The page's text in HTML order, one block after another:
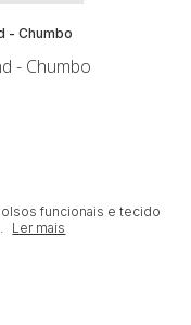
- Chumbo
- Chumbo
funcionais e tecido
Ler mais